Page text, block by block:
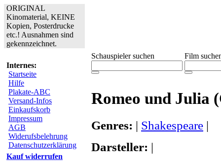
ORIGINAL
Kinomaterial, KEINE
Kopien, Posterdrucke
etc.! Ausnahmen sind
gekennzeichnet.
Internes:
Startseite
Hilfe
Plakate-ABC
Versand-Infos
Einkaufskorb
Impressum
AGB
Widerufsbelehrung
Datenschutzerklärung
Kauf widerrufen
Schauspieler suchen Film
Romeo und Julia
Genres: | Shakespeare |
Darsteller: |